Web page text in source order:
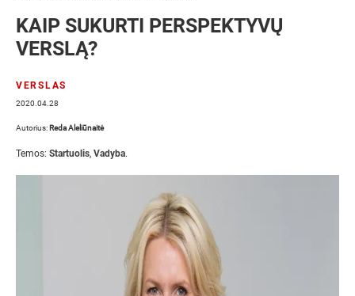
KAIP SUKURTI PERSPEKTYVŲ
VERSLĄ?
VERSLAS
2020.04.28
Autorius: Reda Aleliūnaitė
Temos: Startuolis, Vadyba.